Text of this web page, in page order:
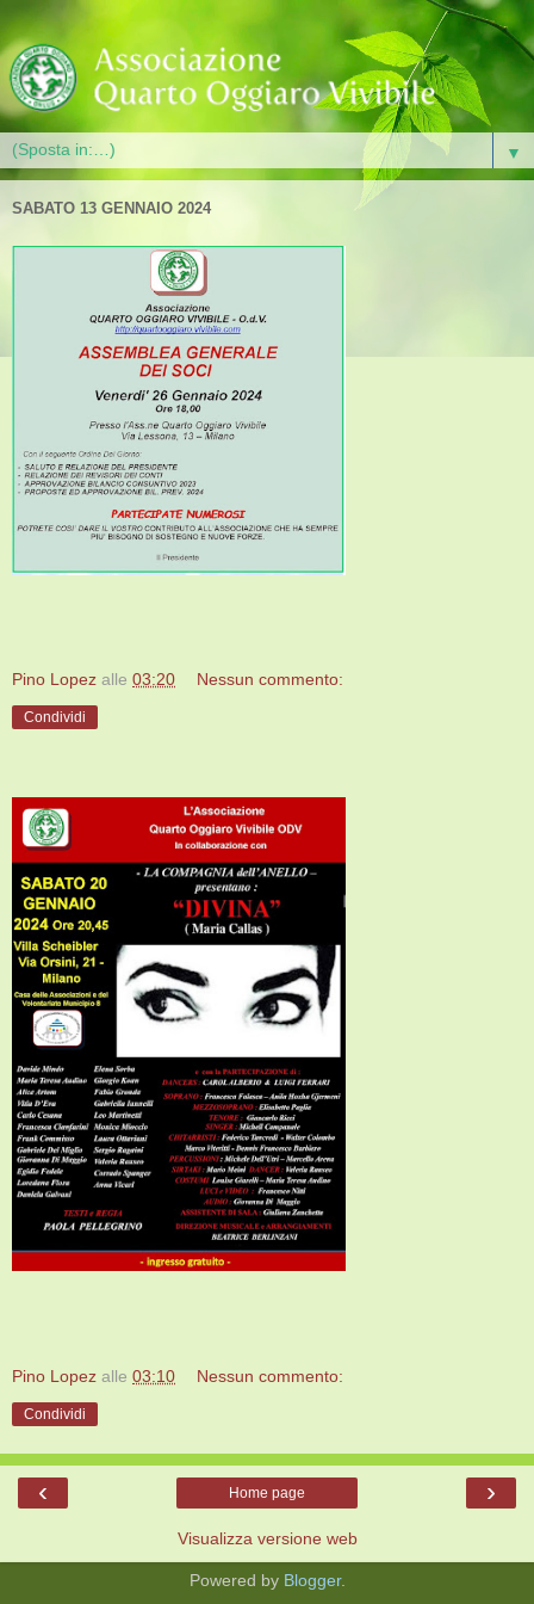
▼
SABATO 13 GENNAIO 2024
Pino Lopez alle 03:20 Nessun commento:
Condividi
Pino Lopez alle 03:10 Nessun commento:
Condividi
‹ ›
Home page
Visualizza versione web
Powered by Blogger.